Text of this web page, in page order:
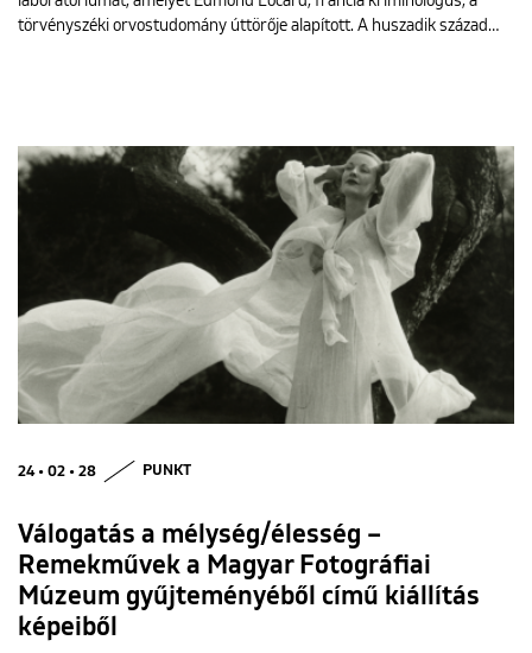
törvényszéki orvostudomány úttörője alapított. A huszadik század…
24 • 02 • 28 PUNKT
Válogatás a mélység/élesség –
Remekművek a Magyar Fotográfiai
Múzeum gyűjteményéből című kiállítás
képeiből